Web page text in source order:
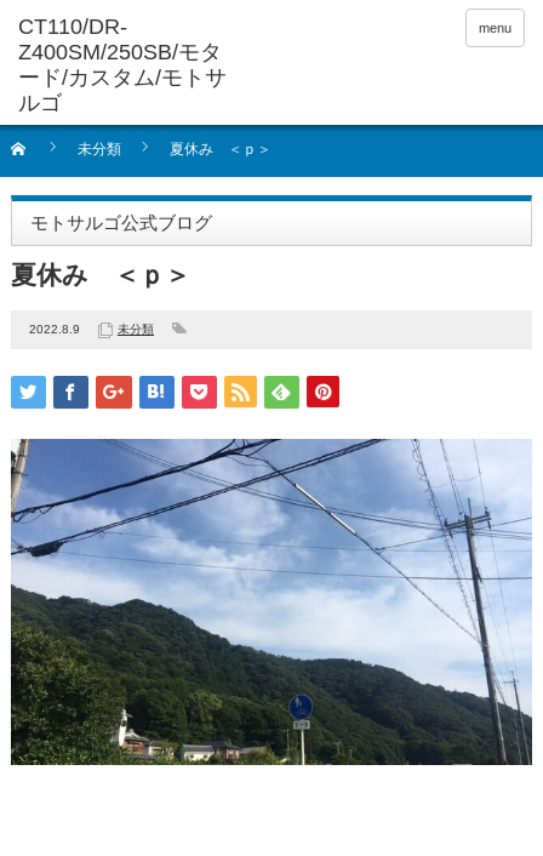
menu
未分類 夏休み ＜ｐ＞
モトサルゴ公式ブログ
夏休み ＜ｐ＞
2022.8.9 未分類